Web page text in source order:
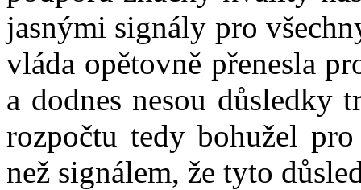
jasnými signály pro
vláda opětovně přenesla
a dodnes nesou důsledky
rozpočtu tedy bohužel
než signálem, že tyto